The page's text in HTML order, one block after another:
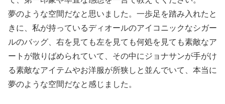
夢のような空間だなと思いました。一歩足を踏み入れたと
きに、私が持っているディオールのアイコニックなシガー
ルのバッグ、右を見ても左を見ても何処を見ても素敵なア
ートが散りばめられていて、その中にジョナサンが手がけ
る素敵なアイテムやお洋服が所狭しと並んでいて、本当に
夢のような空間だなと感じました。